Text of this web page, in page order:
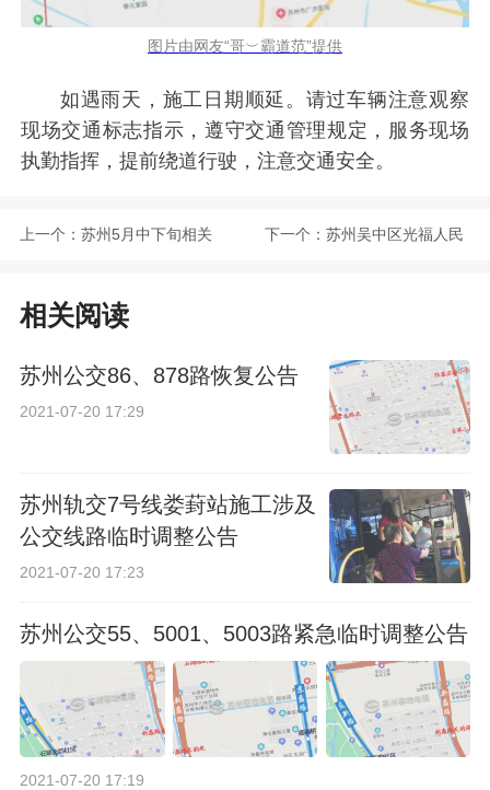
图片由网友“哥︶霸道范”提供
如遇雨天，施工日期顺延。请过车辆注意观察
现场交通标志指示，遵守交通管理规定，服务现场
执勤指挥，提前绕道行驶，注意交通安全。
上一个： 苏州5月中下旬相关 下一个： 苏州吴中区光福人民
相关阅读
苏州公交86、878路恢复公告
2021-07-20 17:29
苏州轨交7号线娄葑站施工涉及
公交线路临时调整公告
2021-07-20 17:23
苏州公交55、5001、5003路紧急临时调整公告
2021-07-20 17:19